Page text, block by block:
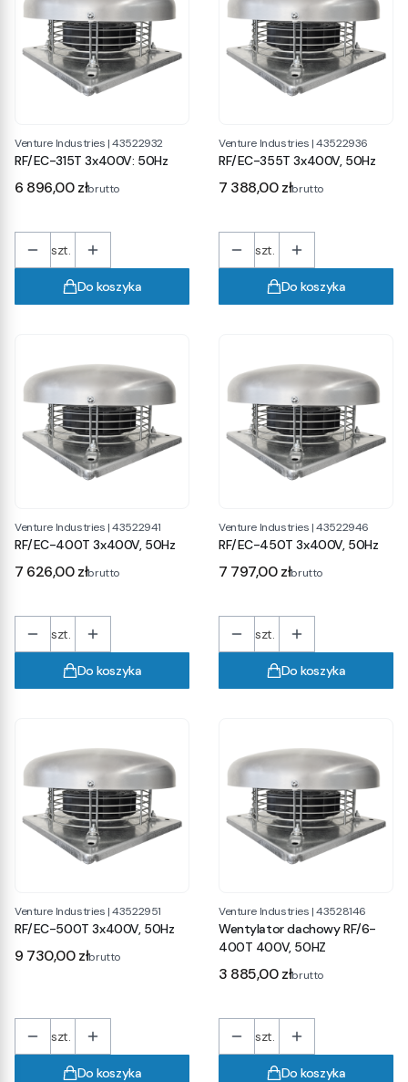
Venture Industries |43522932
RF/EC-315T 3x400V: 50Hz
Cena
6 896,00 złbrutto
szt.
Do koszyka
Venture Industries |43522936
RF/EC-355T 3x400V, 50Hz
Cena
7 388,00 złbrutto
szt.
Do koszyka
Venture Industries |43522941
RF/EC-400T 3x400V, 50Hz
Cena
7 626,00 złbrutto
szt.
Do koszyka
Venture Industries |43522946
RF/EC-450T 3x400V, 50Hz
Cena
7 797,00 złbrutto
szt.
Do koszyka
Venture Industries |43522951
RF/EC-500T 3x400V, 50Hz
Cena
9 730,00 złbrutto
szt.
Do koszyka
Venture Industries |43528146
Wentylator dachowy RF/6-
400T 400V, 50HZ
Cena
3 885,00 złbrutto
szt.
Do koszyka